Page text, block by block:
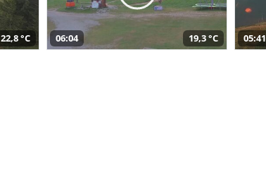
22,8 °C 06:04 19,3 °C 05:41